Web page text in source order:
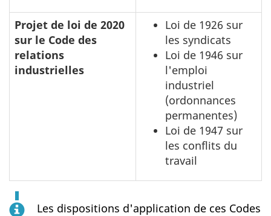
Projet de loi de 2020
sur le Code des
relations
industrielles
Loi de 1926 sur
les syndicats
Loi de 1946 sur
l'emploi
industriel
(ordonnances
permanentes)
Loi de 1947 sur
les conflits du
travail
Les dispositions d'application de ces Codes